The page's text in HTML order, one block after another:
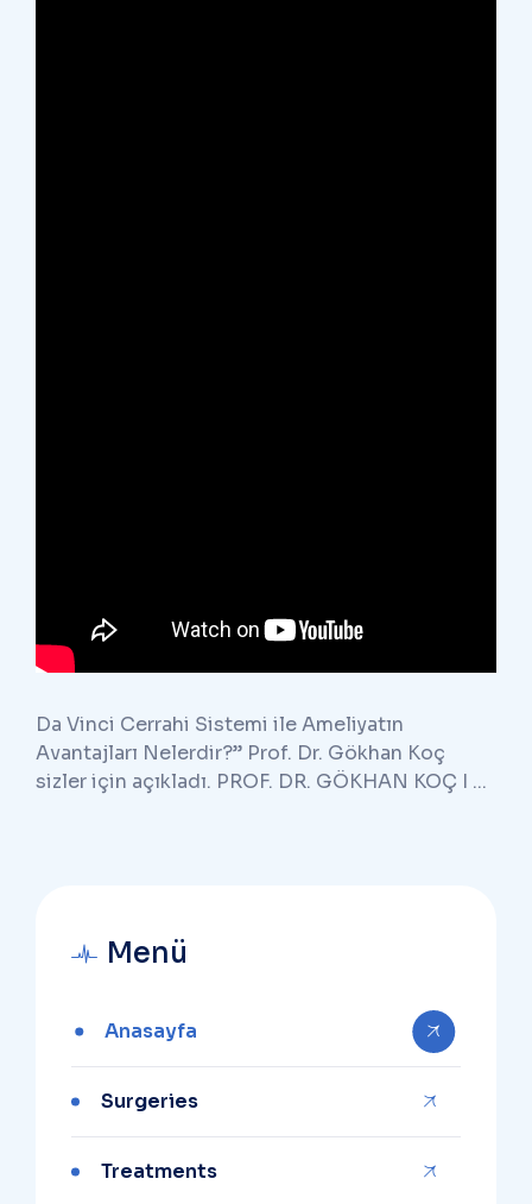
Da Vinci Cerrahi Sistemi ile Ameliyatın
Avantajları Nelerdir?” Prof. Dr. Gökhan Koç
sizler için açıkladı. PROF. DR. GÖKHAN KOÇ I ...
Menü
Anasayfa
Surgeries
Treatments